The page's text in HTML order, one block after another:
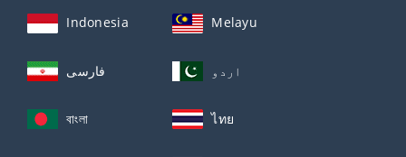
Indonesia Melayu
فارسی اردو
বাংলা ไทย